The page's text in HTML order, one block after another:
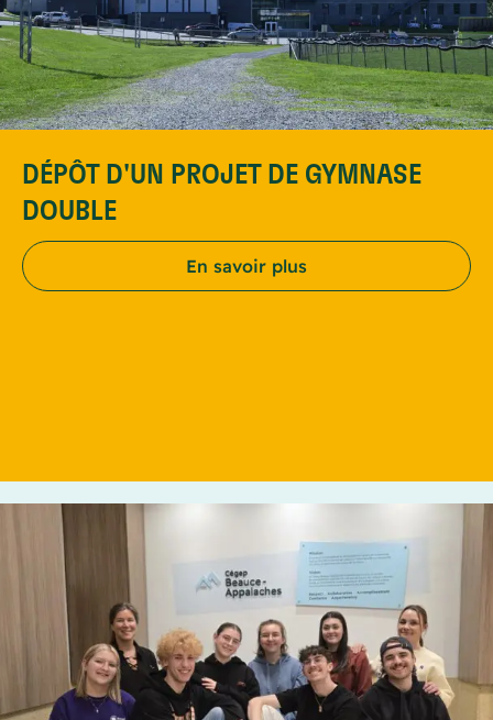
DÉPÔT D'UN PROJET DE GYMNASE
DOUBLE
En savoir plus